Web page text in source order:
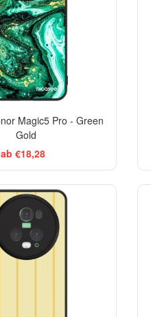
Magic5 Pro - Green
Gold
ab €18,28